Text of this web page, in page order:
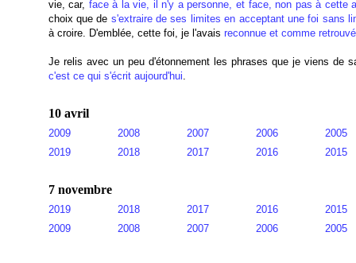
vie, car, face à la vie, il n'y a personne, et face, non pas à cette
choix que de s'extraire de ses limites en acceptant une foi sans
à croire. D'emblée, cette foi, je l'avais reconnue et comme
Je relis avec un peu d'étonnement les phrases que je viens de
c'est ce qui s'écrit aujourd'hui.
10 avril
2009 2008 2007 2006
2005
2019
2018 2017 2016 2015
7 novembre
2019 2018 2017 2016
2015
2009
2008 2007 2006 2005